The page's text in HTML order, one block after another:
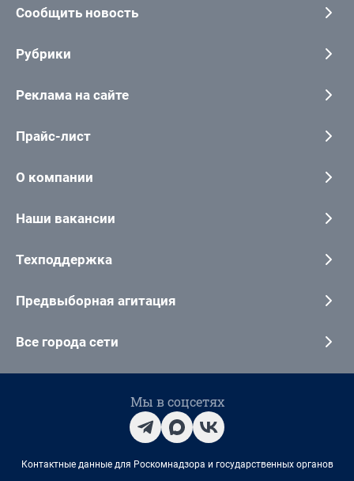
Сообщить новость
Рубрики
Реклама на сайте
Прайс-лист
О компании
Наши вакансии
Техподдержка
Предвыборная агитация
Все города сети
Мы в соцсетях
Контактные данные для Роскомнадзора и государственных органов